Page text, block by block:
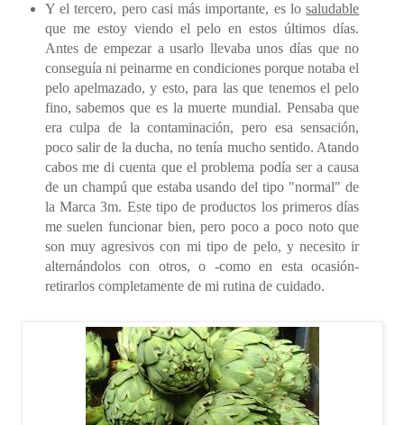
Y el tercero, pero casi más importante, es losaludable
que me estoy viendo el pelo en estos últimos días.
Antes de empezar a usarlo llevaba unos días que no
conseguía ni peinarme en condiciones porque notaba el
pelo apelmazado, y esto, para las que tenemos el pelo
fino, sabemos que es la muerte mundial. Pensaba que
era culpa de la contaminación, pero esa sensación,
poco salir de la ducha, no tenía mucho sentido. Atando
cabos me di cuenta que el problema podía ser a causa
de un champú que estaba usando del tipo "normal" de
la Marca 3m. Este tipo de productos los primeros días
me suelen funcionar bien, pero poco a poco noto que
son muy agresivos con mi tipo de pelo, y necesito ir
alternándolos con otros, o -como en esta ocasión-
retirarlos completamente de mi rutina de cuidado.